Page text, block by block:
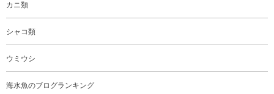
カニ類
シャコ類
ウミウシ
海水魚のブログランキング